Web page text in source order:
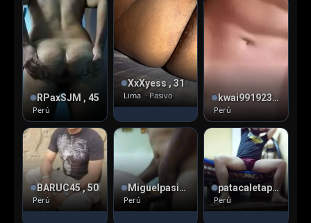
RPaxSJM , 45
Perú
XxXyess , 31
Lima · Pasivo kwai991923396 , 30
Perú
BARUC45 , 50
Perú
Miguelpasivoxxx
Perú
patacaletaporskype , 5
Perú